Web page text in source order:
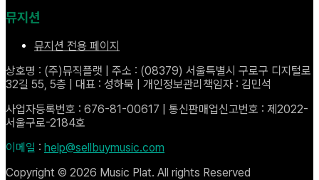
뮤지션
뮤지션 전용 페이지
상호명 : (주)뮤직플랫 | 주소 : (08379) 서울특별시 구로구 디지털로
32길 55, 5층 | 대표 : 성하묵 | 개인정보관리책임자 : 김민석
사업자등록번호 : 676-81-00617 | 통신판매업신고번호 : 제2022-
서울구로-2184호
이메일 : help@sellbuymusic.com
Copyright © 2026 Music Plat. All rights Reserved